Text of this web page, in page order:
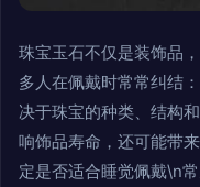
珠宝玉石不仅是装饰品
多人在佩戴时常常纠结
决于珠宝的种类、结构
响饰品寿命，还可能带
定是否适合睡觉佩戴\n